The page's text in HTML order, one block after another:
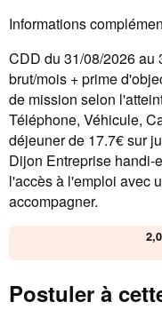
Informations
CDD du 31/08/2026 au
brut/mois + prime
de mission selon
Téléphone, Véhicule,
déjeuner de 17.7€ sur
Dijon Entreprise
l'accès à l'emploi avec
accompagner.
Postuler à